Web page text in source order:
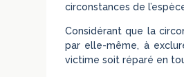
circonstances de
Considérant que la
par elle-même, à
victime soit réparé en